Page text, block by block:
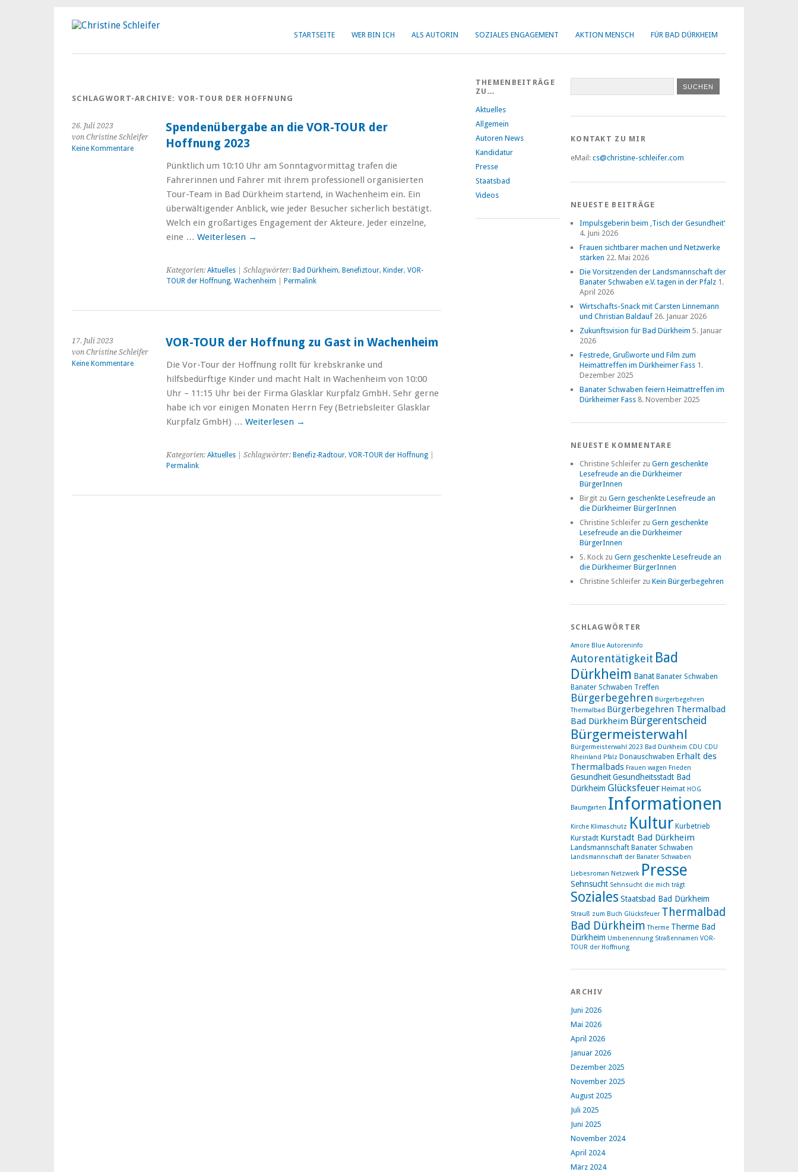
STARTSEITE WER BIN ICH ALS AUTORIN SOZIALES ENGAGEMENT AKTION MENSCH FÜR BAD DÜRKHEIM
SCHLAGWORT-ARCHIVE: VOR-TOUR DER HOFFNUNG
26. Juli 2023
von Christine Schleifer
Keine Kommentare
Spendenübergabe an die VOR-TOUR der
Hoffnung 2023
Pünktlich um 10:10 Uhr am Sonntagvormittag trafen die
Fahrerinnen und Fahrer mit ihrem professionell organisierten
Tour-Team in Bad Dürkheim startend, in Wachenheim ein. Ein
überwältigender Anblick, wie jeder Besucher sicherlich bestätigt.
Welch ein großartiges Engagement der Akteure. Jeder einzelne,
eine … Weiterlesen →
Kategorien: Aktuelles| Schlagwörter: Bad Dürkheim, Benefiztour, Kinder, VOR-
TOUR der Hoffnung, Wachenheim Permalink
17. Juli 2023
von Christine Schleifer
Keine Kommentare
VOR-TOUR der Hoffnung zu Gast in Wachenheim
Die Vor-Tour der Hoffnung rollt für krebskranke und
hilfsbedürftige Kinder und macht Halt in Wachenheim von 10:00
Uhr – 11:15 Uhr bei der Firma Glasklar Kurpfalz GmbH. Sehr gerne
habe ich vor einigen Monaten Herrn Fey (Betriebsleiter Glasklar
Kurpfalz GmbH) … Weiterlesen →
Kategorien: Aktuelles| Schlagwörter: Benefiz-Radtour, VOR-TOUR der Hoffnung|
Permalink
THEMENBEITRÄGE
ZU…
Aktuelles
Allgemein
Autoren News
Kandidatur
Presse
Staatsbad
Videos
KONTAKT ZU MIR
eMail: cs@christine-schleifer.com
NEUESTE BEITRÄGE
Impulsgeberin beim ‚Tisch der Gesundheit‘
4. Juni 2026
Frauen sichtbarer machen und Netzwerke
stärken 22. Mai 2026
Die Vorsitzenden der Landsmannschaft der
Banater Schwaben e.V. tagen in der Pfalz 1.
April 2026
Wirtschafts-Snack mit Carsten Linnemann
und Christian Baldauf 26. Januar 2026
Zukunftsvision für Bad Dürkheim 5. Januar
2026
Festrede, Grußworte und Film zum
Heimattreffen im Dürkheimer Fass 1.
Dezember 2025
Banater Schwaben feiern Heimattreffen im
Dürkheimer Fass 8. November 2025
NEUESTE KOMMENTARE
Christine Schleifer zu Gern geschenkte
Lesefreude an die Dürkheimer
BürgerInnen
Birgit zu Gern geschenkte Lesefreude an
die Dürkheimer BürgerInnen
Christine Schleifer zu Gern geschenkte
Lesefreude an die Dürkheimer
BürgerInnen
S. Kock zu Gern geschenkte Lesefreude an
die Dürkheimer BürgerInnen
Christine Schleifer zu Kein Bürgerbegehren
SCHLAGWÖRTER
Amore Blue Autoreninfo
Autorentätigkeit Bad
Dürkheim Banat Banater Schwaben
Banater Schwaben Treffen
Bürgerbegehren Bürgerbegehren
Thermalbad Bürgerbegehren Thermalbad
Bad Dürkheim Bürgerentscheid
Bürgermeisterwahl
Bürgermeisterwahl 2023 Bad Dürkheim CDU CDU
Rheinland Pfalz Donauschwaben Erhalt des
Thermalbads Frauen wagen Frieden
GesundheitGesundheitsstadt Bad
Dürkheim Glücksfeuer Heimat HOG
Baumgarten Informationen
Kirche Klimaschutz Kultur Kurbetrieb
Kurstadt Kurstadt Bad Dürkheim
Landsmannschaft Banater Schwaben
Landsmannschaft der Banater Schwaben
Liebesroman Netzwerk Presse
Sehnsucht Sehnsucht die mich trägt
Soziales Staatsbad Bad Dürkheim
Strauß zum Buch Glücksfeuer Thermalbad
Bad Dürkheim Therme Therme Bad
Dürkheim Umbenennung Straßennamen VOR-
TOUR der Hoffnung
ARCHIV
Juni 2026
Mai 2026
April 2026
Januar 2026
Dezember 2025
November 2025
August 2025
Juli 2025
Juni 2025
November 2024
April 2024
März 2024